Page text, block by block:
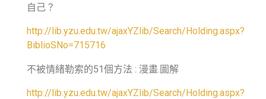
自己？
http://lib.yzu.edu.tw/ajaxYZlib/Search/Holding.aspx?
BiblioSNo=715716
不被情緒勒索的51個方法 : 漫畫.圖解
http://lib.yzu.edu.tw/ajaxYZlib/Search/Holding.aspx?